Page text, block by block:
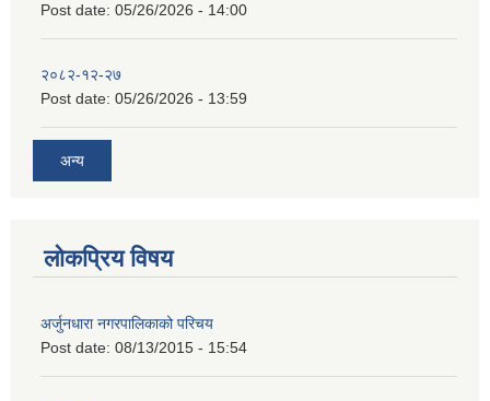
Post date: 05/26/2026 - 14:00
२०८२-१२-२७
Post date: 05/26/2026 - 13:59
अन्य
लोकप्रिय विषय
अर्जुनधारा नगरपालिकाको परिचय
Post date: 08/13/2015 - 15:54